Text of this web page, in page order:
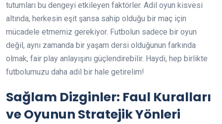
tutumları bu dengeyi etkileyen faktörler. Adil oyun kisvesi
altında, herkesin eşit şansa sahip olduğu bir maç için
mücadele etmemiz gerekiyor. Futbolun sadece bir oyun
değil, aynı zamanda bir yaşam dersi olduğunun farkında
olmak, fair play anlayışını güçlendirebilir. Haydi, hep birlikte
futbolumuzu daha adil bir hale getirelim!
Sağlam Dizginler: Faul Kuralları
ve Oyunun Stratejik Yönleri